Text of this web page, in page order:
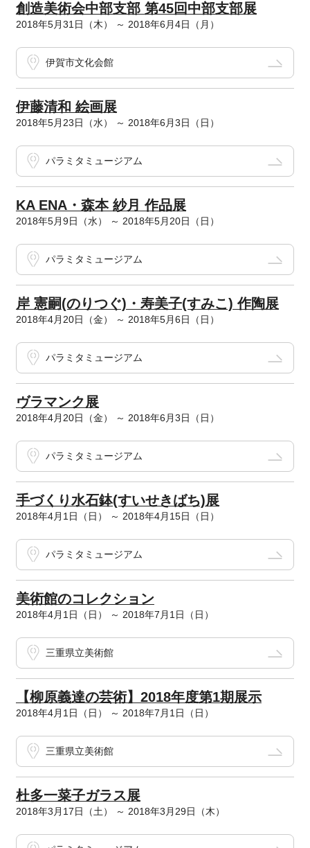
創造美術会中部支部 第45回中部支部展
2018年5月31日（木） ～ 2018年6月4日（月）
伊賀市文化会館
伊藤清和 絵画展
2018年5月23日（水） ～ 2018年6月3日（日）
パラミタミュージアム
KA ENA・森本 紗月 作品展
2018年5月9日（水） ～ 2018年5月20日（日）
パラミタミュージアム
岸 憲嗣(のりつぐ)・寿美子(すみこ) 作陶展
2018年4月20日（金） ～ 2018年5月6日（日）
パラミタミュージアム
ヴラマンク展
2018年4月20日（金） ～ 2018年6月3日（日）
パラミタミュージアム
手づくり水石鉢(すいせきばち)展
2018年4月1日（日） ～ 2018年4月15日（日）
パラミタミュージアム
美術館のコレクション
2018年4月1日（日） ～ 2018年7月1日（日）
三重県立美術館
【柳原義達の芸術】2018年度第1期展示
2018年4月1日（日） ～ 2018年7月1日（日）
三重県立美術館
杜多一菜子ガラス展
2018年3月17日（土） ～ 2018年3月29日（木）